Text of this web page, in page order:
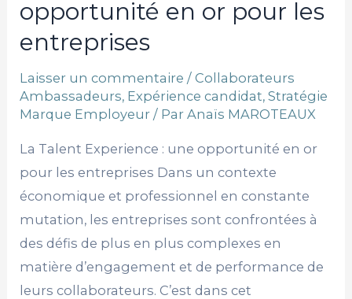
opportunité en or pour les
entreprises
Laisser un commentaire /Collaborateurs
Ambassadeurs, Expérience candidat,Stratégie
Marque Employeur / ParAnaïs MAROTEAUX
La Talent Experience : une opportunité en or
pour les entreprises Dans un contexte
économique et professionnel en constante
mutation, les entreprises sont confrontées à
des défis de plus en plus complexes en
matière d’engagement et de performance de
leurs collaborateurs. C’est dans cet
entreprises